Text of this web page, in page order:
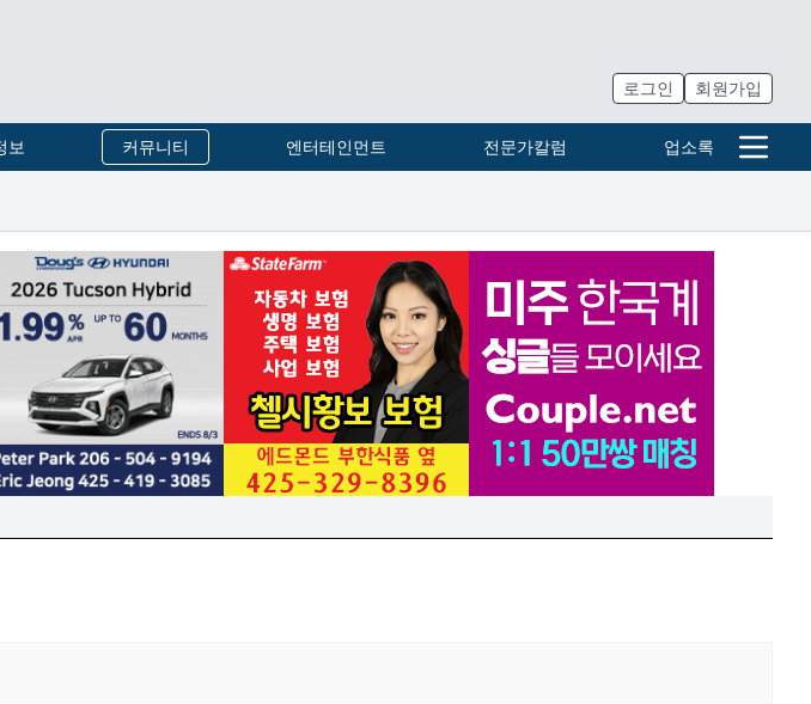
로그인 회원가입
보 커뮤니티 엔터테인먼트 전문가칼럼 업소록